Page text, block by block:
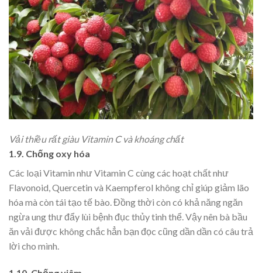
Vải thiều rất giàu Vitamin C và khoáng chất
1.9. Chống oxy hóa
Các loại Vitamin như Vitamin C cùng các hoạt chất như
Flavonoid, Quercetin và Kaempferol không chỉ giúp giảm lão
hóa mà còn tái tạo tế bào. Đồng thời còn có khả năng ngăn
ngừa ung thư đẩy lùi bệnh đục thủy tinh thể. Vậy nên bà bầu
ăn vải được không chắc hẳn bạn đọc cũng dần dần có câu trả
lời cho mình.